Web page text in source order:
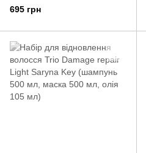
пошкодженго тонкого волосся
(шампунь 40 мл, маска 40 мл,
695 грн